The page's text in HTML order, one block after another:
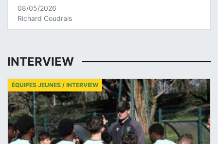
08/05/2026
Richard Coudrais
INTERVIEW
ÉQUIPES JEUNES / INTERVIEW